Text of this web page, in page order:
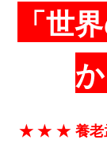
「世
★ ★ ★ 養老